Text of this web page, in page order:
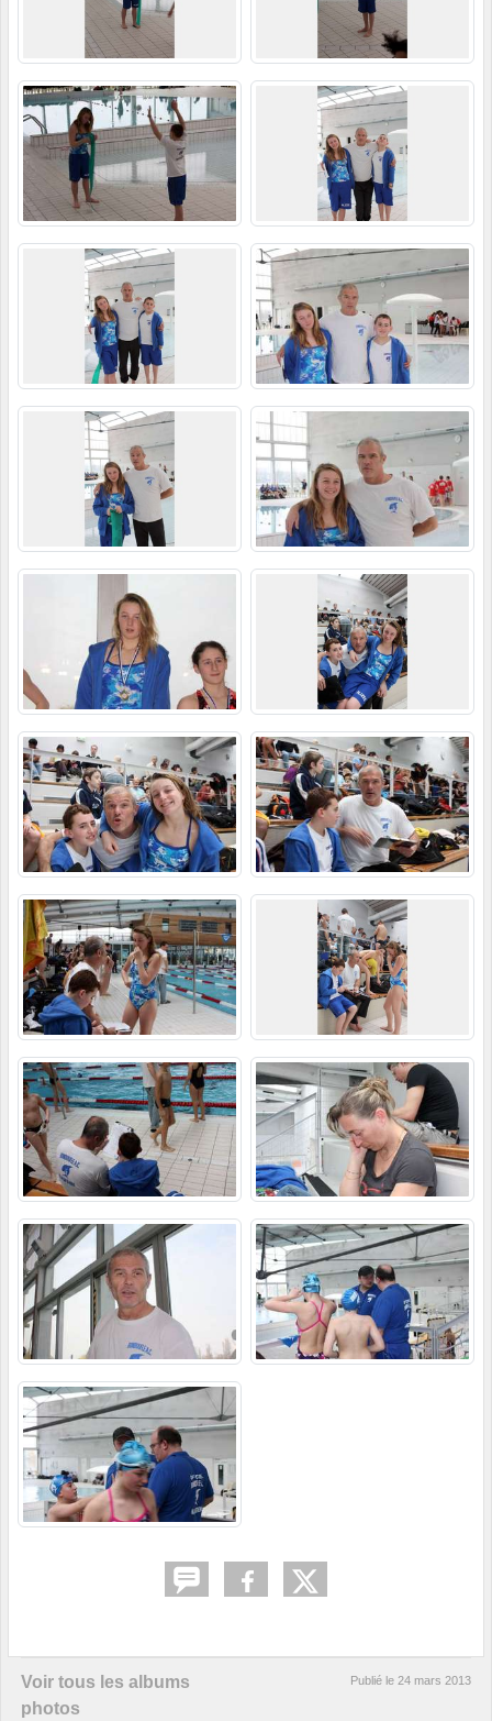
Voir tous les albums
photos
Publié le 24 mars 2013